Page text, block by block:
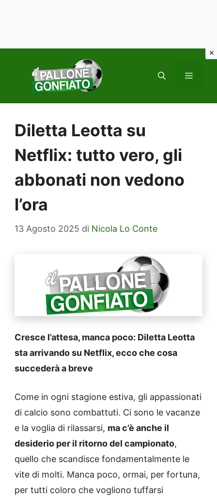
contenuto
MENU
Diletta Leotta su
Netflix: tutto vero, gli
abbonati non vedono
l’ora
13 Agosto 2025 di Nicola Lo Conte
Cresce l’attesa, manca poco: Diletta Leotta
sta arrivando su Netflix, ecco che cosa
succederà a breve
Come in ogni stagione estiva, gli appassionati
di calcio sono combattuti. Ci sono le vacanze
e la voglia di rilassarsi, ma c’è anche il
desiderio per il ritorno del campionato,
quello che scandisce fondamentalmente le
vite di molti. Manca poco, ormai, per fortuna,
per tutti coloro che vogliono tuffarsi